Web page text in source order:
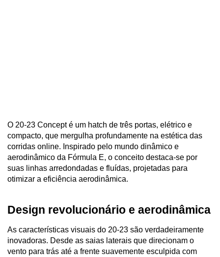
O 20-23 Concept é um hatch de três portas, elétrico e
compacto, que mergulha profundamente na estética das
corridas online. Inspirado pelo mundo dinâmico e
aerodinâmico da Fórmula E, o conceito destaca-se por
suas linhas arredondadas e fluídas, projetadas para
otimizar a eficiência aerodinâmica.
Design revolucionário e aerodinâmica
As características visuais do 20-23 são verdadeiramente
inovadoras. Desde as saias laterais que direcionam o
vento para trás até a frente suavemente esculpida com